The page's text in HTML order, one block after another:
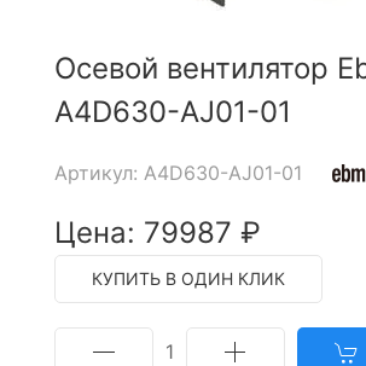
Осевой вентилятор
A4D630-AJ01-01
Артикул: A4D630-AJ01-01
Цена: 79987 ₽
КУПИТЬ В ОДИН КЛИК
1